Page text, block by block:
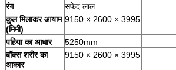
रंग
सफेद लाल
कुल मिलाकर आयाम
(मिमी)
9150 × 2600 × 3995
पहिया का आधार
5250mm
बॉक्स शरीर का
आकार
9150 × 2600 × 3995